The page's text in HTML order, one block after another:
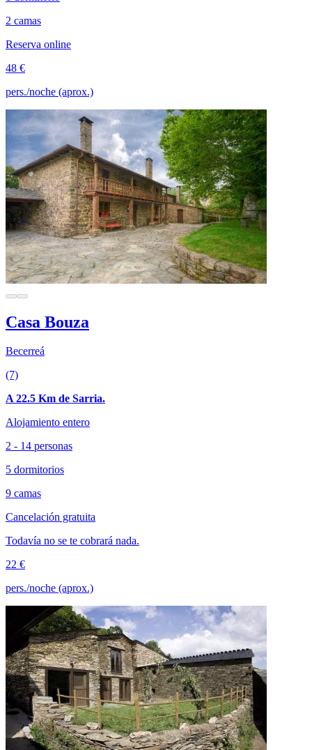
2 camas
Reserva online
48 €
pers./noche (aprox.)
Casa Bouza
Becerreá
(7)
A 22.5 Km de Sarria.
Alojamiento entero
2 - 14 personas
5 dormitorios
9 camas
Cancelación gratuita
Todavía no se te cobrará nada.
22 €
pers./noche (aprox.)